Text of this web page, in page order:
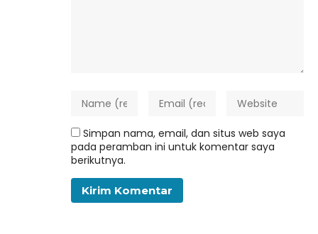
Simpan nama, email, dan situs web saya
pada peramban ini untuk komentar saya
berikutnya.